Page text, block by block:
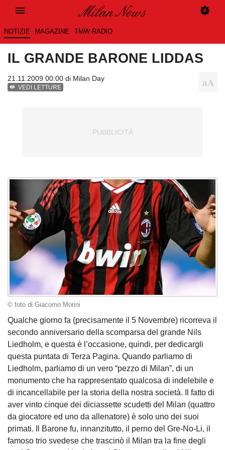
NOTIZIE MAGAZINE TMW RADIO
IL GRANDE BARONE LIDDAS
21.11.2009 00:00 di Milan Day
VEDI LETTURE
© foto di Giacomo Morini
Qualche giorno fa (precisamente il 5 Novembre) ricorreva il
secondo anniversario della scomparsa del grande Nils
Liedholm, e questa è l’occasione, quindi, per dedicargli
questa puntata di Terza Pagina. Quando parliamo di
Liedholm, parliamo di un vero “pezzo di Milan”, di un
monumento che ha rappresentato qualcosa di indelebile e
di incancellabile per la storia della nostra società. Il fatto di
aver vinto cinque dei diciassette scudetti del Milan (quattro
da giocatore ed uno da allenatore) è solo uno dei suoi
primati. Il Barone fu, innanzitutto, il perno del Gre-No-Li, il
famoso trio svedese che trascinò il Milan tra la fine degli